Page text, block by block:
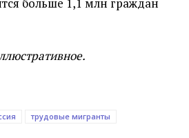
трудовые мигранты